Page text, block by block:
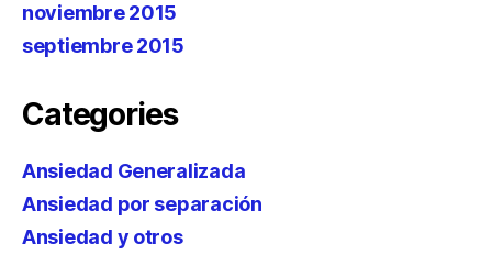
noviembre 2015
septiembre 2015
Categories
Ansiedad Generalizada
Ansiedad por separación
Ansiedad y otros